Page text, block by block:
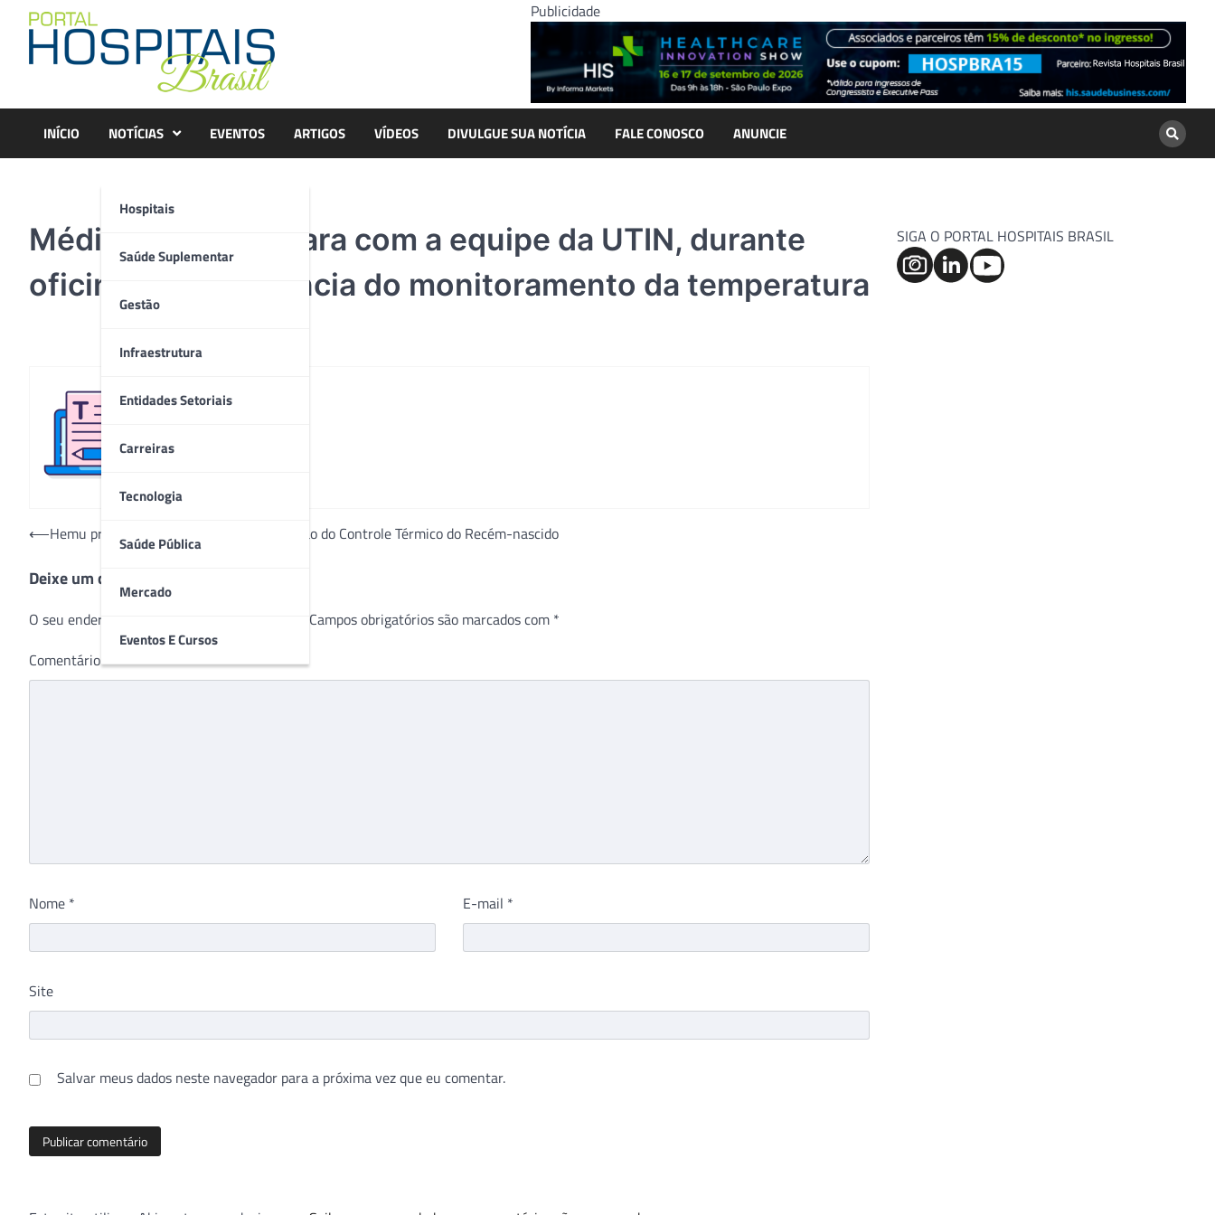
content
Publicidade
INÍCIO NOTÍCIAS
Hospitais
Saúde Suplementar
Gestão
Infraestrutura
Entidades Setoriais
Carreiras
Tecnologia
Saúde Pública
Mercado
Eventos E Cursos
EVENTOS ARTIGOS VÍDEOS DIVULGUE SUA NOTÍCIA FALE CONOSCO ANUNCIE
Médica Maria Bárbara com a equipe da UTIN, durante
oficina da importância do monitoramento da temperatura
Navegação
Post
⟵Hemu promove Semana de Conscientização do Controle Térmico do Recém-nascido
Deixe um comentário
O seu endereço de e-mail não será publicado. Campos obrigatórios são marcados com *
Comentário*
Nome * E-mail *
Site
Salvar meus dados neste navegador para a próxima vez que eu comentar.
SIGA O PORTAL HOSPITAIS BRASIL